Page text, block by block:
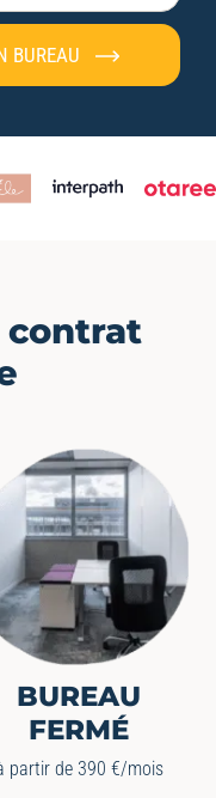
BUREAU
contrat
BUREAU
FERMÉ
partir de 390 €/mois